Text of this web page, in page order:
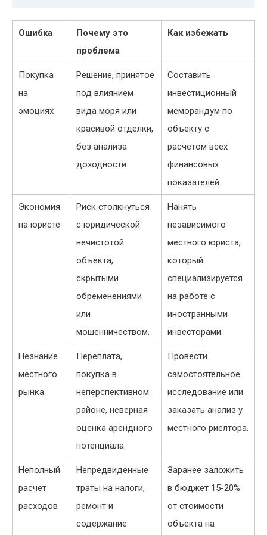
Ошибка
Почему это
проблема
Как избежать
Покупка
на
эмоциях
Решение, принятое
под влиянием
вида моря или
красивой отделки,
без анализа
доходности.
Составить
инвестиционный
меморандум по
объекту с
расчетом всех
финансовых
показателей.
Экономия
на юристе
Риск столкнуться
с юридической
нечистотой
объекта,
скрытыми
обременениями
или
мошенничеством.
Нанять
независимого
местного юриста,
который
специализируется
на работе с
иностранными
инвесторами.
Незнание
местного
рынка
Переплата,
покупка в
неперспективном
районе, неверная
оценка арендного
потенциала.
Провести
самостоятельное
исследование или
заказать анализ у
местного риелтора.
Неполный
расчет
расходов
Непредвиденные
траты на налоги,
ремонт и
содержание
Заранее заложить
в бюджет 15-20%
от стоимости
объекта на